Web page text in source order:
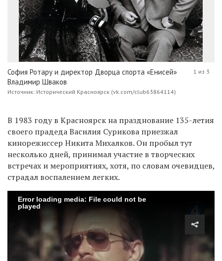
София Ротару и директор Дворца спорта «Енисей»
Владимир Шваков
Источник: Исторический Красноярск (vk.com/club63864114)
1 из 3
В 1983 году в Красноярск на празднование 135-летия
своего прадеда Василия Сурикова приезжал
кинорежиссер Никита Михалков. Он пробыл тут
несколько дней, принимал участие в творческих
встречах и мероприятиях, хотя, по словам очевидцев,
страдал воспалением легких.
Error loading media: File could not be
played